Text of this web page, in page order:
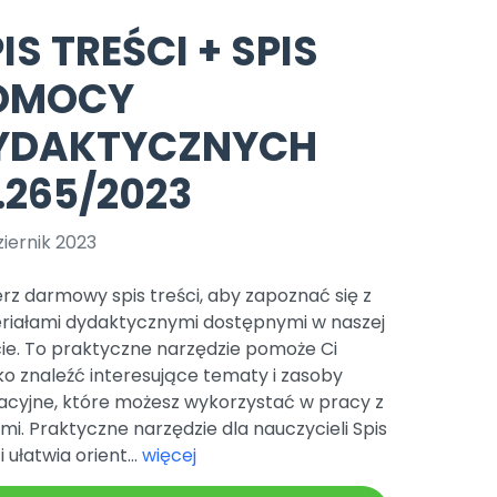
Pomoc
Zapowiedzi
Promocje
czerwca 2024 r. uzyskała
Online.
Bliżej Pieska
Pomoc zwierzętom
Książka (dla) Przedszkolaka
Promowanie czytelnictwa
TikTok
Zobacz nas na TikToku
YouTube
Filmy edukacyjne
TREŚCI + SPIS
2023
2023
darmowy spis treści, aby zapoznać się z
dydaktycznymi dostępnymi w naszej
To praktyczne narzędzie pomoże Ci
znaleźć interesujące tematy i zasoby
które możesz wykorzystać w pracy z
Praktyczne narzędzie dla nauczycieli Spis
orient... więcej